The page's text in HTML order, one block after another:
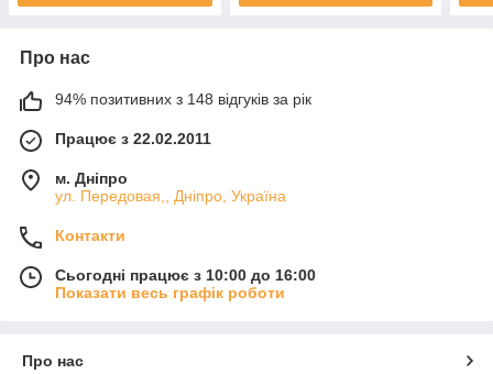
Про нас
94% позитивних з 148 відгуків за рік
Працює з 22.02.2011
м. Дніпро
ул. Передовая,, Дніпро, Україна
Контакти
Сьогодні працює з 10:00 до 16:00
Показати весь графік роботи
Про нас